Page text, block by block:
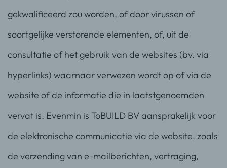
gekwalificeerd zou worden, of door virussen of
soortgelijke verstorende elementen, of, uit de
consultatie of het gebruik van de websites (bv. via
hyperlinks) waarnaar verwezen wordt op of via de
website of de informatie die in laatstgenoemden
vervat is. Evenmin is ToBUILD BV aansprakelijk voor
de elektronische communicatie via de website, zoals
de verzending van e-mailberichten, vertraging,